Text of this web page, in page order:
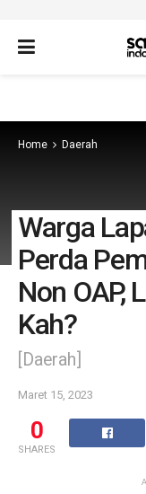
Home Daerah
Warga
Perda
Non OAP,
Kah?
[Daerah]
Maret 15, 2023
0
SHARES